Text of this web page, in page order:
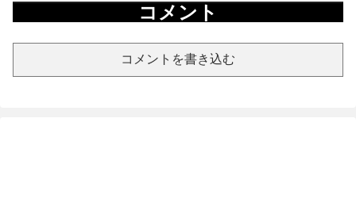
コメント
コメントを書き込む